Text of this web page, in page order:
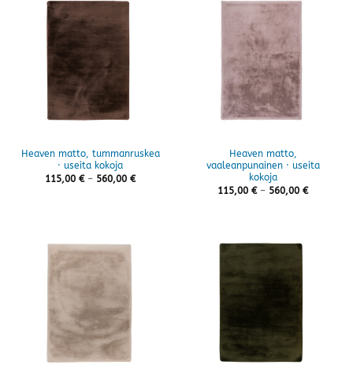
Heaven matto, tummanruskea
· useita kokoja
115,00 € – 560,00 €Hintaluokka:
Heaven matto,
vaaleanpunainen · useita
kokoja
115,00 € – 560,00 €